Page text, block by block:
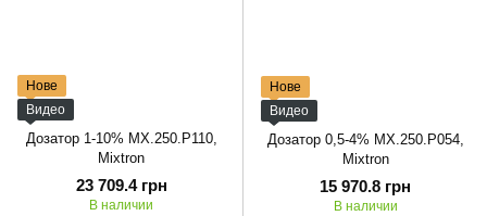
Нове
Видео
Дозатор 1-10% MX.250.P110,
Mixtron
23 709.4 грн
В наличии
Нове
Видео
Дозатор 0,5-4% MX.250.P054,
Mixtron
15 970.8 грн
В наличии